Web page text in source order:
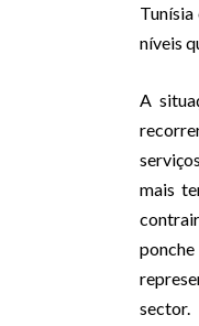
Tunísia
níveis
A
mais
sector.